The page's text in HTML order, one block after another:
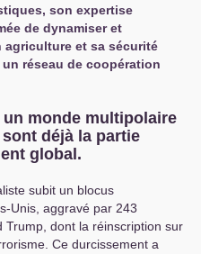
son expertise
de dynamiser et
et sa sécurité
réseau de coopération
un monde multipolaire
sont déjà la partie
global.
subit un blocus
Unis, aggravé par 243
Trump, dont la réinscription sur
Ce durcissement a